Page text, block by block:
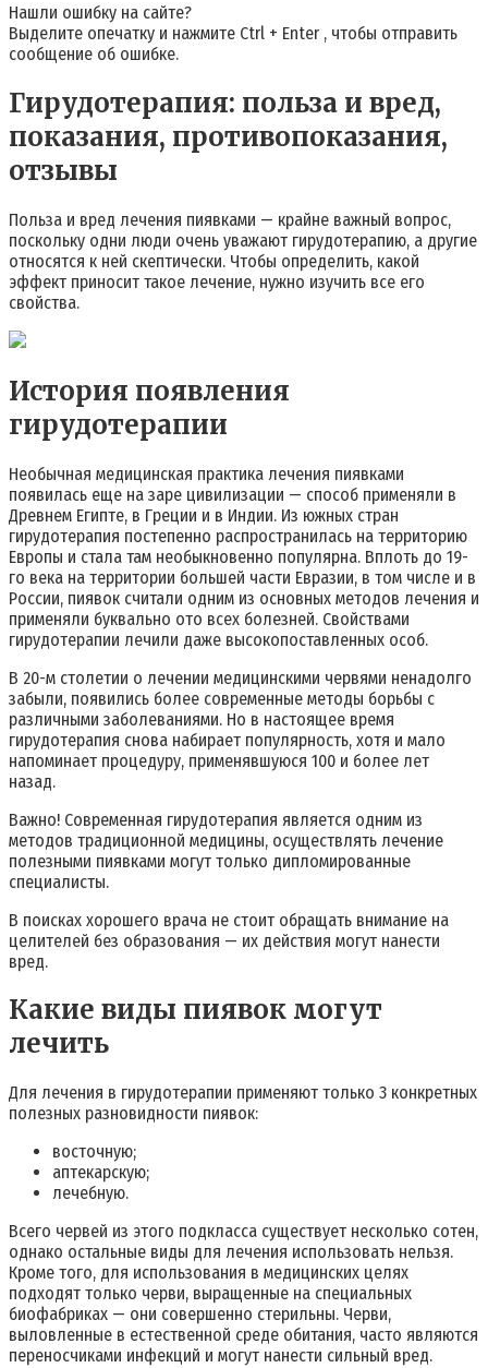
Нашли ошибку на сайте?
Выделите опечатку и нажмите Ctrl + Enter , чтобы отправить
сообщение об ошибке.
Гирудотерапия: польза и вред,
показания, противопоказания,
отзывы
Польза и вред лечения пиявками — крайне важный вопрос,
поскольку одни люди очень уважают гирудотерапию, а другие
относятся к ней скептически. Чтобы определить, какой
эффект приносит такое лечение, нужно изучить все его
свойства.
История появления
гирудотерапии
Необычная медицинская практика лечения пиявками
появилась еще на заре цивилизации — способ применяли в
Древнем Египте, в Греции и в Индии. Из южных стран
гирудотерапия постепенно распространилась на территорию
Европы и стала там необыкновенно популярна. Вплоть до 19-
го века на территории большей части Евразии, в том числе и в
России, пиявок считали одним из основных методов лечения и
применяли буквально ото всех болезней. Свойствами
гирудотерапии лечили даже высокопоставленных особ.
В 20-м столетии о лечении медицинскими червями ненадолго
забыли, появились более современные методы борьбы с
различными заболеваниями. Но в настоящее время
гирудотерапия снова набирает популярность, хотя и мало
напоминает процедуру, применявшуюся 100 и более лет
назад.
Важно! Современная гирудотерапия является одним из
методов традиционной медицины, осуществлять лечение
полезными пиявками могут только дипломированные
специалисты.
В поисках хорошего врача не стоит обращать внимание на
целителей без образования — их действия могут нанести
вред.
Какие виды пиявок могут
лечить
Для лечения в гирудотерапии применяют только 3 конкретных
полезных разновидности пиявок:
восточную;
аптекарскую;
лечебную.
Всего червей из этого подкласса существует несколько сотен,
однако остальные виды для лечения использовать нельзя.
Кроме того, для использования в медицинских целях
подходят только черви, выращенные на специальных
биофабриках — они совершенно стерильны. Черви,
выловленные в естественной среде обитания, часто являются
переносчиками инфекций и могут нанести сильный вред.